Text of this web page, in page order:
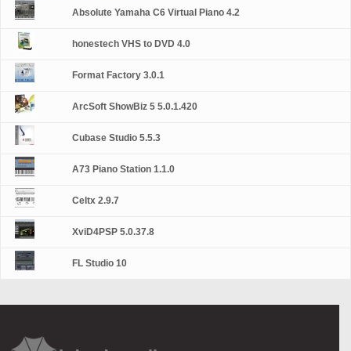
Absolute Yamaha C6 Virtual Piano 4.2
honestech VHS to DVD 4.0
Format Factory 3.0.1
ArcSoft ShowBiz 5 5.0.1.420
Cubase Studio 5.5.3
A73 Piano Station 1.1.0
Celtx 2.9.7
XviD4PSP 5.0.37.8
FL Studio 10